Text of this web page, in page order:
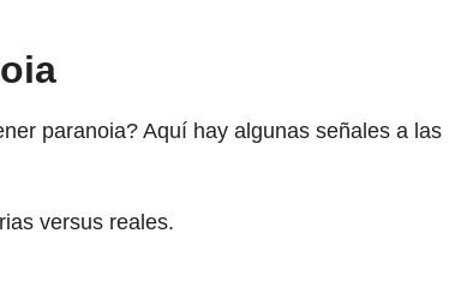
paranoia? Aquí hay algunas señales a las
versus reales.